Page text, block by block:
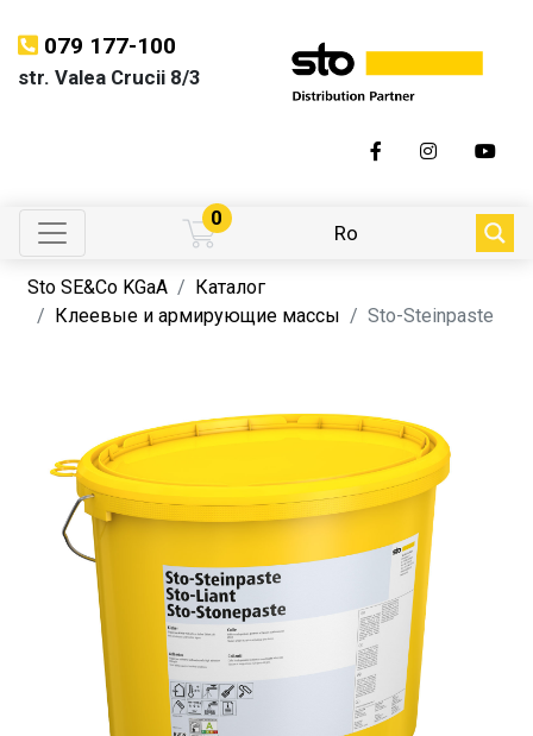
079 177-100
str. Valea Crucii 8/3
0
Ro
Sto SE&Co KGaA
Каталог
Клеевые и армирующие массы
Sto-Steinpaste